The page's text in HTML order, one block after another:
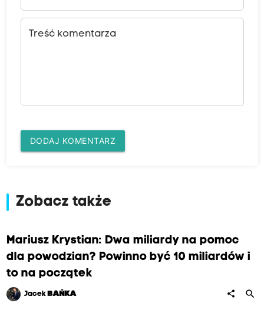
Treść komentarza
DODAJ KOMENTARZ
Zobacz także
Mariusz Krystian: Dwa miliardy na pomoc
dla powodzian? Powinno być 10 miliardów i
to na początek
Jacek BAŃKA share search